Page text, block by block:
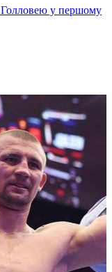
Голловею у першому